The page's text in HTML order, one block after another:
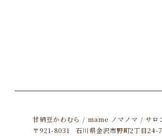
甘納豆かわむら mame ノマノマ
サロ
〒921-8031
石川県金沢市野町2丁目24-7